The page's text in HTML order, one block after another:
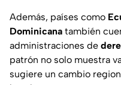
Además, países como
Dominicana también
administraciones de
patrón no solo muestra
sugiere un cambio